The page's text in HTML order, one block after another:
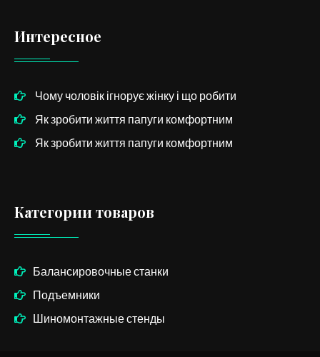
Интересное
Чому чоловік ігнорує жінку і що робити
Як зробити життя папуги комфортним
Як зробити життя папуги комфортним
Категории товаров
Балансировочные станки
Подъемники
Шиномонтажные стенды